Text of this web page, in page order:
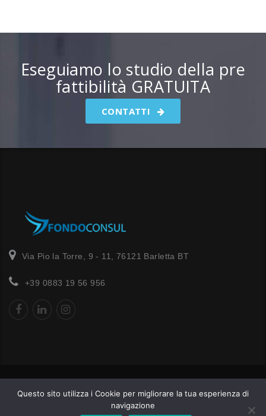
Eseguiamo lo studio della pre
fattibilità GRATUITA
CONTATTI
Via Pio la Torre, 9 - 11, 76121 Barletta BT
+39 0883 19 56 956
Fondoconsul Srl© - Start up Innovativa P.IVA:
09013220729 è un marchio di proprietà di FC DIGITAL
Questo sito utilizza i Cookie per migliorare la tua esperienza di
navigazione